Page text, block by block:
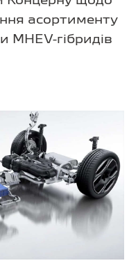
асортименту
MHEV-гібридів